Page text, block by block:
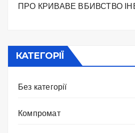
ПРО КРИВАВЕ ВБИВСТВО
КАТЕГОРІЇ
Без категорії
Компромат